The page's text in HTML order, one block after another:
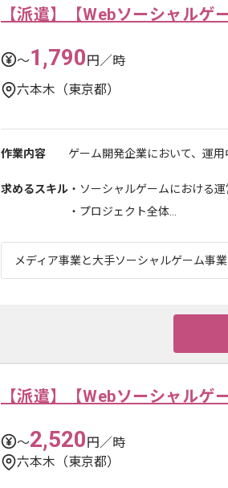
【派遣】【Webソーシャルゲ
〜1,790円／時
六本木（東京都）
作業内容 ゲーム開発企業において、運
求めるスキル ・ソーシャルゲームにおける
・プロジェクト全体...
メディア事業と大手ソーシャルゲーム事
【派遣】【Webソーシャル
〜2,520円／時
六本木（東京都）